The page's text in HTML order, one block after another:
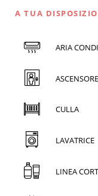
A TUA
ARIA
ASCENSORE
CULLA
LAVATRICE
LINEA